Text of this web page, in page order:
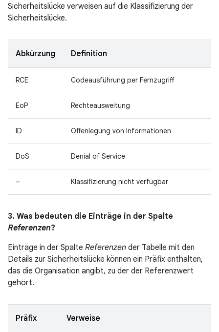
Sicherheitslücke verweisen auf die Klassifizierung der
Sicherheitslücke.
Abkürzung Definition
RCE Codeausführung per Fernzugriff
EoP Rechteausweitung
ID Offenlegung von Informationen
DoS Denial of Service
– Klassifizierung nicht verfügbar
3. Was bedeuten die Einträge in der Spalte
Referenzen?
Einträge in der Spalte Referenzen der Tabelle mit den
Details zur Sicherheitslücke können ein Präfix enthalten,
das die Organisation angibt, zu der der Referenzwert
gehört.
Präfix Verweise